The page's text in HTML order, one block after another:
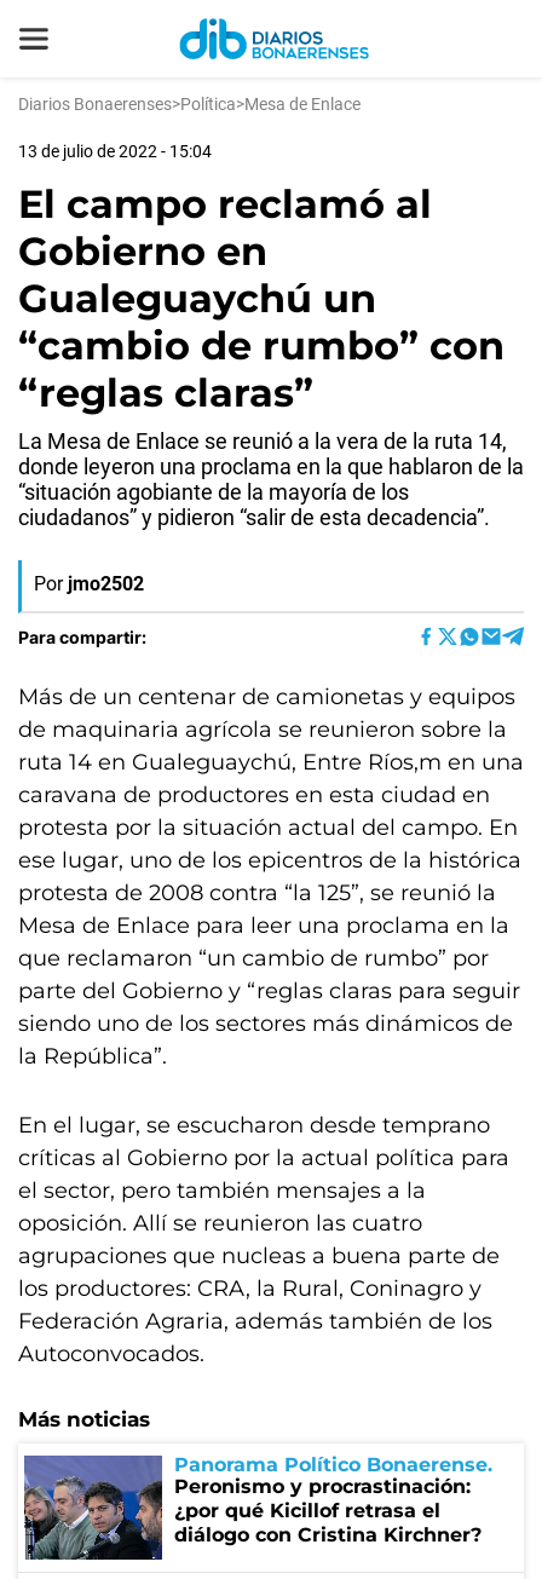
Diarios Bonaerenses>Política>Mesa de Enlace
13 de julio de 2022 - 15:04
El campo reclamó al
Gobierno en
Gualeguaychú un
“cambio de rumbo” con
“reglas claras”
La Mesa de Enlace se reunió a la vera de la ruta 14,
donde leyeron una proclama en la que hablaron de la
“situación agobiante de la mayoría de los
ciudadanos” y pidieron “salir de esta decadencia”.
Por jmo2502
Para compartir:
Más de un centenar de camionetas y equipos
de maquinaria agrícola se reunieron sobre la
ruta 14 en Gualeguaychú, Entre Ríos,m en una
caravana de productores en esta ciudad en
protesta por la situación actual del campo. En
ese lugar, uno de los epicentros de la histórica
protesta de 2008 contra “la 125”, se reunió la
Mesa de Enlace para leer una proclama en la
que reclamaron “un cambio de rumbo” por
parte del Gobierno y “reglas claras para seguir
siendo uno de los sectores más dinámicos de
la República”.
En el lugar, se escucharon desde temprano
críticas al Gobierno por la actual política para
el sector, pero también mensajes a la
oposición. Allí se reunieron las cuatro
agrupaciones que nucleas a buena parte de
los productores: CRA, la Rural, Coninagro y
Federación Agraria, además también de los
Autoconvocados.
Más noticias
Panorama Político Bonaerense
Peronismo y procrastinación:
¿por qué Kicillof retrasa el
diálogo con Cristina Kirchner?